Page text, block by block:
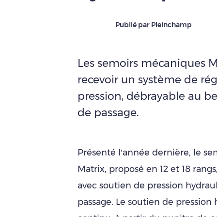
Publié par Pleinchamp
Les semoirs mécaniques
recevoir un système de
pression, débrayable au
de passage.
Présenté l’année dernière, le
Matrix, proposé en 12 et 18
avec soutien de pression
passage. Le soutien de